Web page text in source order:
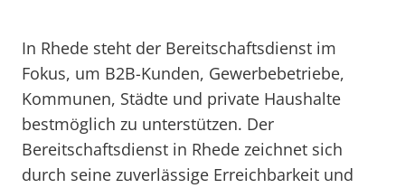
In Rhede steht der Bereitschaftsdienst im
Fokus, um B2B-Kunden, Gewerbebetriebe,
Kommunen, Städte und private Haushalte
bestmöglich zu unterstützen. Der
Bereitschaftsdienst in Rhede zeichnet sich
durch seine zuverlässige Erreichbarkeit und